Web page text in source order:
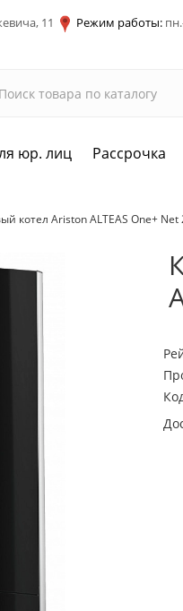
11 Режим работы:
юр. лиц Рассрочка
котел Ariston ALTEAS One+ Net